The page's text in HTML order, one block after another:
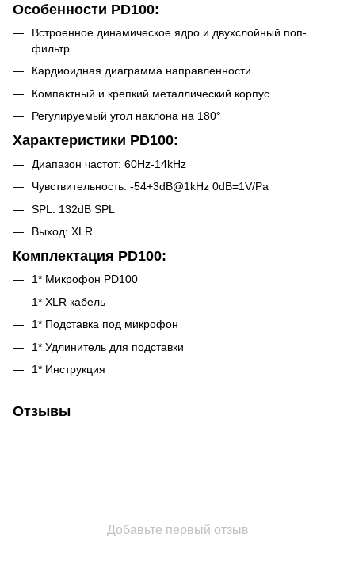
Особенности PD100:
Встроенное динамическое ядро ​​и двухслойный поп-
фильтр
Кардиоидная диаграмма направленности
Компактный и крепкий металлический корпус
Регулируемый угол наклона на 180°
Характеристики PD100:
Диапазон частот: 60Hz-14kHz
Чувствительность: -54+3dB@1kHz 0dB=1V/Pa
SPL: 132dB SPL
Выход: XLR
Комплектация PD100:
1* Микрофон PD100
1* XLR кабель
1* Подставка под микрофон
1* Удлинитель для подставки
1* Инструкция
Отзывы
Добавьте первый отзыв